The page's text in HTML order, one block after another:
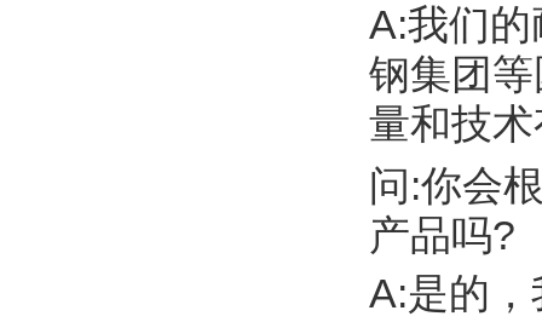
A:我们
钢集团
量和技
问:你会
产品吗?
A:是的